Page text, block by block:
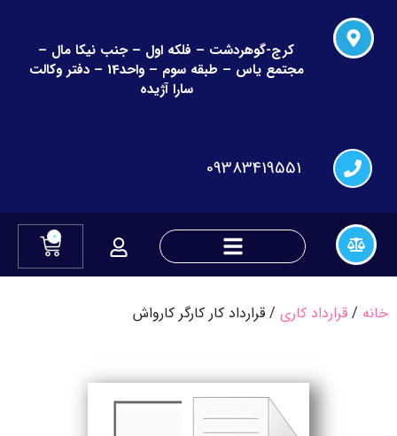
کرج-گوهردشت – فلکه اول – جنب نیکا مال –
مجتمع یاس – طبقه سوم – واحد14 – دفتر وکالت
سارا آژیده
09383419551
0
خانه / قرارداد کاری / قرارداد کار کارگر کارواش